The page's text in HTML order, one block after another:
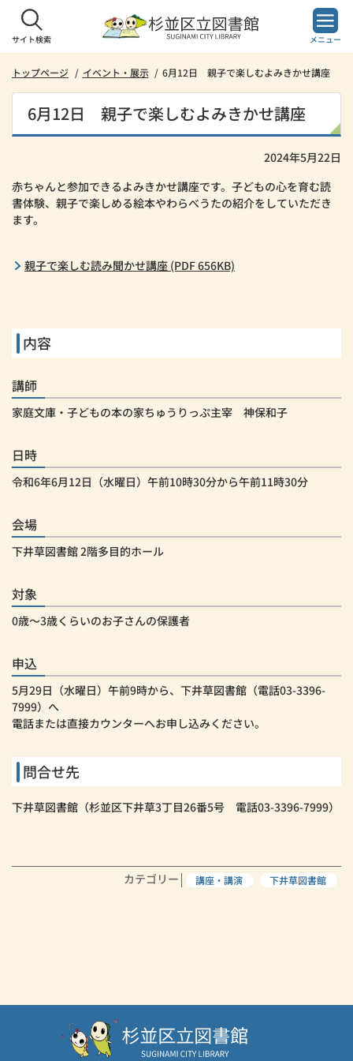
ス
サイト検索 メニュー
トップページ イベント・展示 6月12日 親子で楽しむよみきかせ講座
6月12日 親子で楽しむよみきかせ講座
2024年5月22日
赤ちゃんと参加できるよみきかせ講座です。子どもの心を育む読
書体験、親子で楽しめる絵本やわらべうたの紹介をしていただき
ます。
親子で楽しむ読み聞かせ講座 (PDF 656KB)
内容
講師
家庭文庫・子どもの本の家ちゅうりっぷ主宰 神保和子
日時
令和6年6月12日（水曜日）午前10時30分から午前11時30分
会場
下井草図書館 2階多目的ホール
対象
0歳～3歳くらいのお子さんの保護者
申込
5月29日（水曜日）午前9時から、下井草図書館（電話03-3396-
7999）へ
電話または直接カウンターへお申し込みください。
問合せ先
下井草図書館（杉並区下井草3丁目26番5号 電話03-3396-7999）
カテゴリー 講座・講演 下井草図書館